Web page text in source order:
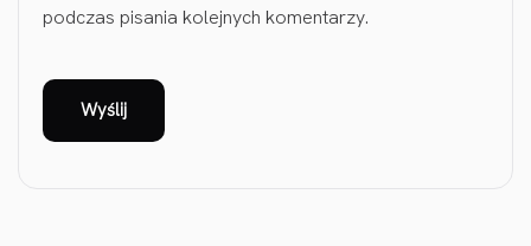
podczas pisania kolejnych komentarzy.